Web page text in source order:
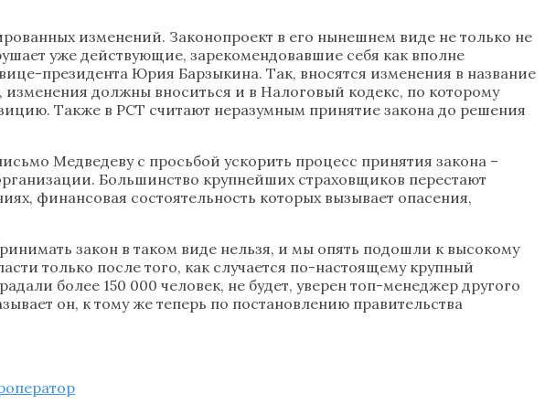
изменений. Законопроект в его нынешнем виде не только не
уже действующие, зарекомендовавшие себя как вполне
президента Юрия Барзыкина. Так, вносятся изменения в название
должны вноситься и в Налоговый кодекс, по которому
Также в РСТ считают неразумным принятие закона до решения
Медведеву с просьбой ускорить процесс принятия закона –
Большинство крупнейших страховщиков перестают
финансовая состоятельность которых вызывает опасения,
закон в таком виде нельзя, и мы опять подошли к высокому
только после того, как случается по-настоящему крупный
более 150 000 человек, не будет, уверен топ-менеджер другого
он, к тому же теперь по постановлению правительства